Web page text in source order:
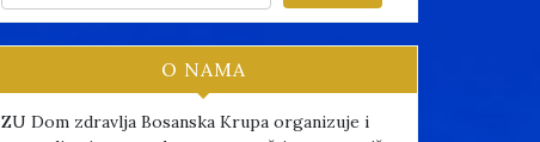
O NAMA
ZU Dom zdravlja Bosanska Krupa organizuje i